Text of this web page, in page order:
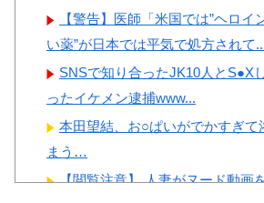
作品が
のが面
国の反応
係者が
カップ4
【警告】医師「米国では”ヘロ
い薬”が日本では平気で処方されて
SNSで知り合ったJK10人とS●X
ったイケメン逮捕www...
本田望結、お○ぱいがでかすぎて
まう…
【閲覧注意】 人妻がヌード動画